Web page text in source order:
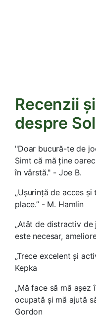
Recenzii
despre
"Doar bucură-te de
Simt că mă ține
în vârstă." - Joe B.
„Ușurință de acces
place.” - M. Hamlin
„Atât de distractiv
este necesar,
„Trece excelent și
Kepka
„Mă face să mă așez
ocupată și mă ajută
Gordon